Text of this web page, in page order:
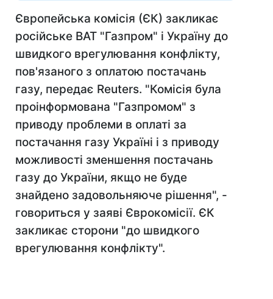
Європейська комісія (ЄК) закликає
російське ВАТ "Газпром" і Україну до
швидкого врегулювання конфлікту,
пов'язаного з оплатою постачань
газу, передає Reuters. "Комісія була
проінформована "Газпромом" з
приводу проблеми в оплаті за
постачання газу Україні і з приводу
можливості зменшення постачань
газу до України, якщо не буде
знайдено задовольняюче рішення", -
говориться у заяві Єврокомісії. ЄК
закликає сторони "до швидкого
врегулювання конфлікту".